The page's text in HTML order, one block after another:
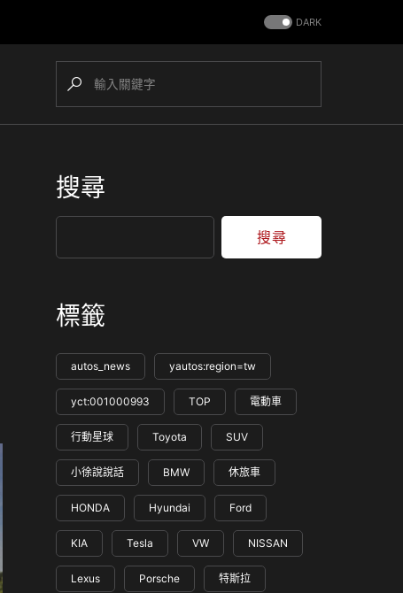
DARK
搜尋
搜尋
標籤
autos_news yautos:region=tw
yct:001000993 TOP 電動車
行動星球 Toyota SUV
小徐說說話 BMW 休旅車
HONDA Hyundai Ford
KIA Tesla VW NISSAN
Lexus Porsche 特斯拉